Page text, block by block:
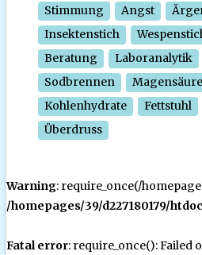
Stimmung
Angst
Insektenstich
Beratung
Laboranalytik
Sodbrennen
Kohlenhydrate
Fettstuhl
Überdruss
Warning: require_once(/
/homepages/39/d227180179/
Fatal error: require_once(): Failed